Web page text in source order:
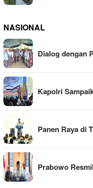
NASIONAL
Dialog dengan
Kapolri
Panen Raya di
Prabowo